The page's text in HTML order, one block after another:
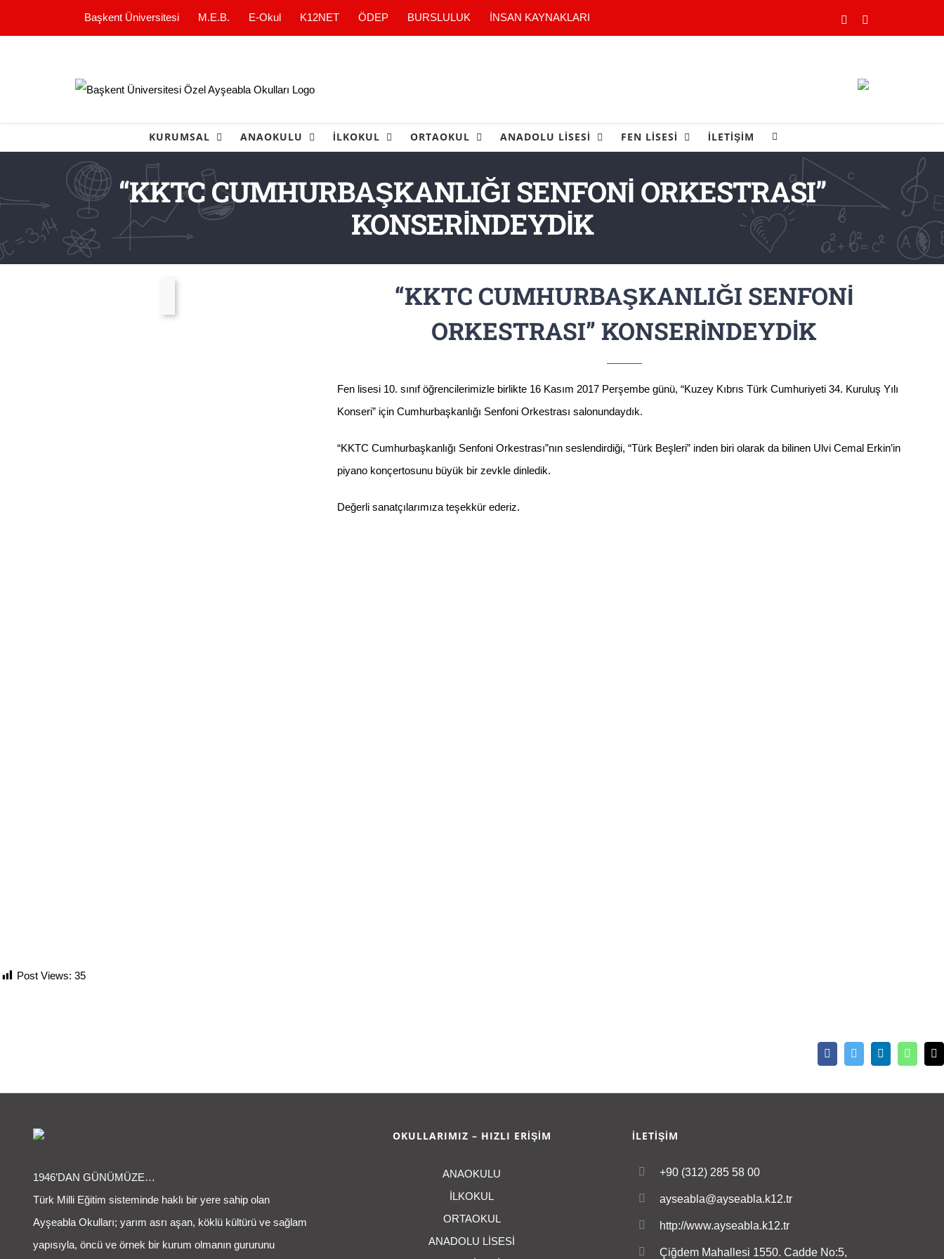
Başkent Üniversitesi M.E.B. E-Okul K12NET ÖDEP BURSLULUK İNSAN KAYNAKLARI YouTube
KURUMSAL ANAOKULU İLKOKUL ORTAOKUL ANADOLU LİSESİ FEN LİSESİ İLETİŞİM
“KKTC CUMHURBAŞKANLIĞI SENFONİ ORKESTRASI”
KONSERİNDEYDİK
“KKTC CUMHURBAŞKANLIĞI SENFONİ
ORKESTRASI” KONSERİNDEYDİK
Fen lisesi 10. sınıf öğrencilerimizle birlikte 16 Kasım 2017 Perşembe günü, “Kuzey Kıbrıs Türk Cumhuriyeti 34. Kuruluş Yılı
Konseri” için Cumhurbaşkanlığı Senfoni Orkestrası salonundaydık.
“KKTC Cumhurbaşkanlığı Senfoni Orkestrası”nın seslendirdiği, “Türk Beşleri” inden biri olarak da bilinen Ulvi Cemal Erkin’in
piyano konçertosunu büyük bir zevkle dinledik.
Değerli sanatçılarımıza teşekkür ederiz.
Post Views: 35
FacebookTwitter LinkedIn
1946’DAN GÜNÜMÜZE…
Türk Milli Eğitim sisteminde haklı bir yere sahip olan
Ayşeabla Okulları; yarım asrı aşan, köklü kültürü ve sağlam
yapısıyla, öncü ve örnek bir kurum olmanın gururunu
OKULLARIMIZ – HIZLI ERİŞİM
ANAOKULU
İLKOKUL
ORTAOKUL
ANADOLU LİSESİ
İLETİŞİM
+90 (312) 285 58 00
ayseabla@ayseabla.k12.tr
http://www.ayseabla.k12.tr
Çiğdem Mahallesi 1550. Cadde No:5,